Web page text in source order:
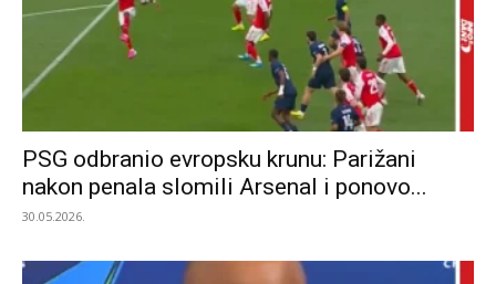
PSG odbranio evropsku krunu: Parižani
nakon penala slomili Arsenal i ponovo...
30.05.2026.